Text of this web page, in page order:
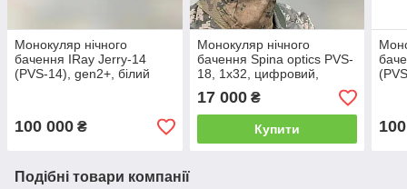
Монокуляр нічного
бачення IRay Jerry-14
(PVS-14), gen2+, білий
100 000 ₴
Монокуляр нічного
бачення Spina optics PVS-
18, 1х32, цифровий,
кріплення на шолом,
підсумок
17 000₴
Купити
Подібні товари компанії